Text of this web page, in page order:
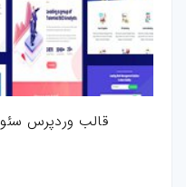
قالب وردپرس سئو SEOLounge نسخه 1.1.3